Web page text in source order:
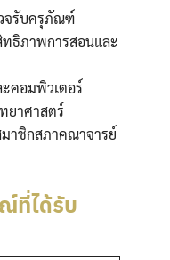
จรับครุภัณฑ์
ธิภาพการสอนและ
คอมพิวเตอร์
ยาศาสตร์
าชิกสภาคณาจารย์
ที่ได้รับ